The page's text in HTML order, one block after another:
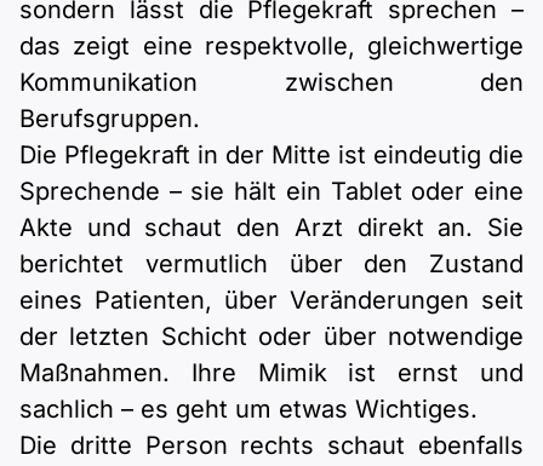
sondern lässt die Pflegekraft sprechen –
das zeigt eine respektvolle, gleichwertige
Kommunikation zwischen den
Berufsgruppen.
Die Pflegekraft in der Mitte ist eindeutig die
Sprechende – sie hält ein Tablet oder eine
Akte und schaut den Arzt direkt an. Sie
berichtet vermutlich über den Zustand
eines Patienten, über Veränderungen seit
der letzten Schicht oder über notwendige
Maßnahmen. Ihre Mimik ist ernst und
sachlich – es geht um etwas Wichtiges.
Die dritte Person rechts schaut ebenfalls